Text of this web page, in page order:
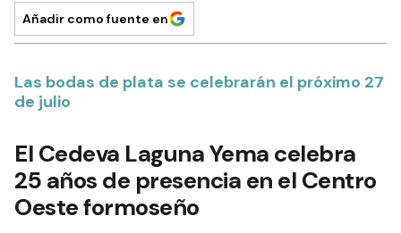
Añadir como fuente en
Las bodas de plata se celebrarán el próximo 27
de julio
El Cedeva Laguna Yema celebra
25 años de presencia en el Centro
Oeste formoseño